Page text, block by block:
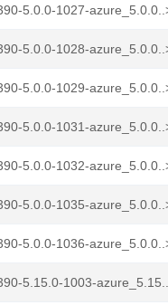
5.0.0-1027-
5.0.0-1028-
5.0.0-1029-
5.0.0-1031-
5.0.0-1032-
5.0.0-1035-
5.0.0-1036-
5.15.0-1003-